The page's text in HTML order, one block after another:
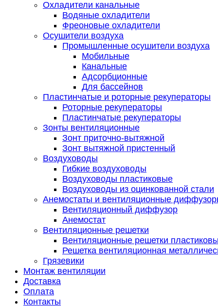
Охладители канальные
Водяные охладители
Фреоновые охладители
Осушители воздуха
Промышленные осушители воздуха
Мобильные
Канальные
Адсорбционные
Для бассейнов
Пластинчатые и роторные рекуператоры
Роторные рекуператоры
Пластинчатые рекуператоры
Зонты вентиляционные
Зонт приточно-вытяжной
Зонт вытяжной пристенный
Воздуховоды
Гибкие воздуховоды
Воздуховоды пластиковые
Воздуховоды из оцинкованной стали
Анемостаты и вентиляционные
Вентиляционный диффузор
Анемостат
Вентиляционные решетки
Вентиляционные решетки
Решетка вентиляционная
Грязевики
Монтаж вентиляции
Доставка
Оплата
Контакты